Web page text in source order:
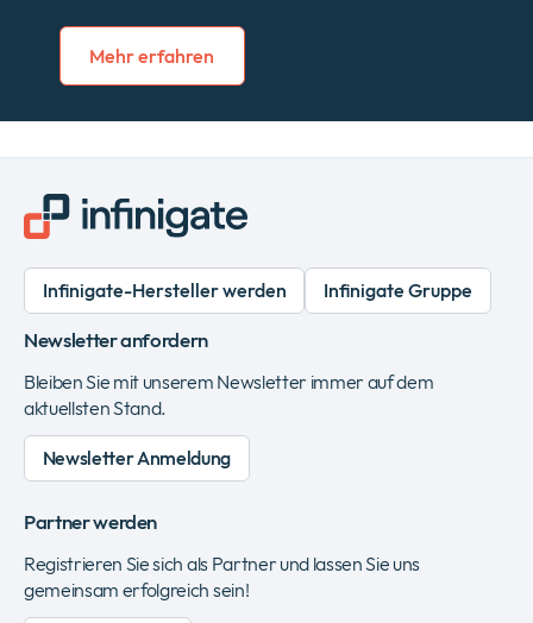
Mehr erfahren
Infinigate-Hersteller werden Infinigate Gruppe
Newsletter anfordern
Bleiben Sie mit unserem Newsletter immer auf dem
aktuellsten Stand.
Newsletter Anmeldung
Partner werden
Registrieren Sie sich als Partner und lassen Sie uns
gemeinsam erfolgreich sein!